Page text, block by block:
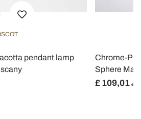
pendant lamp
Chrome-
Sphere
£ 109,01 £